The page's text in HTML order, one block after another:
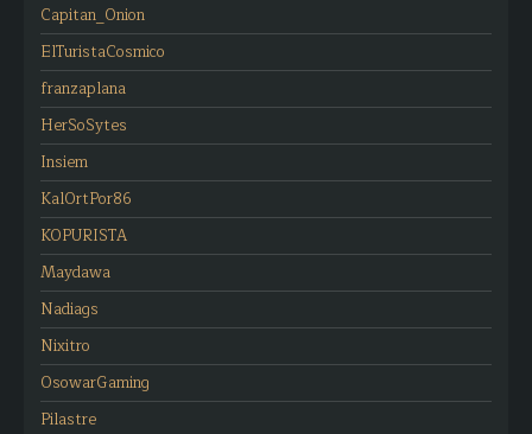
Capitan_Onion
ElTuristaCosmico
franzaplana
HerSoSytes
Insiem
KalOrtPor86
KOPURISTA
Maydawa
Nadiags
Nixitro
OsowarGaming
Pilastre